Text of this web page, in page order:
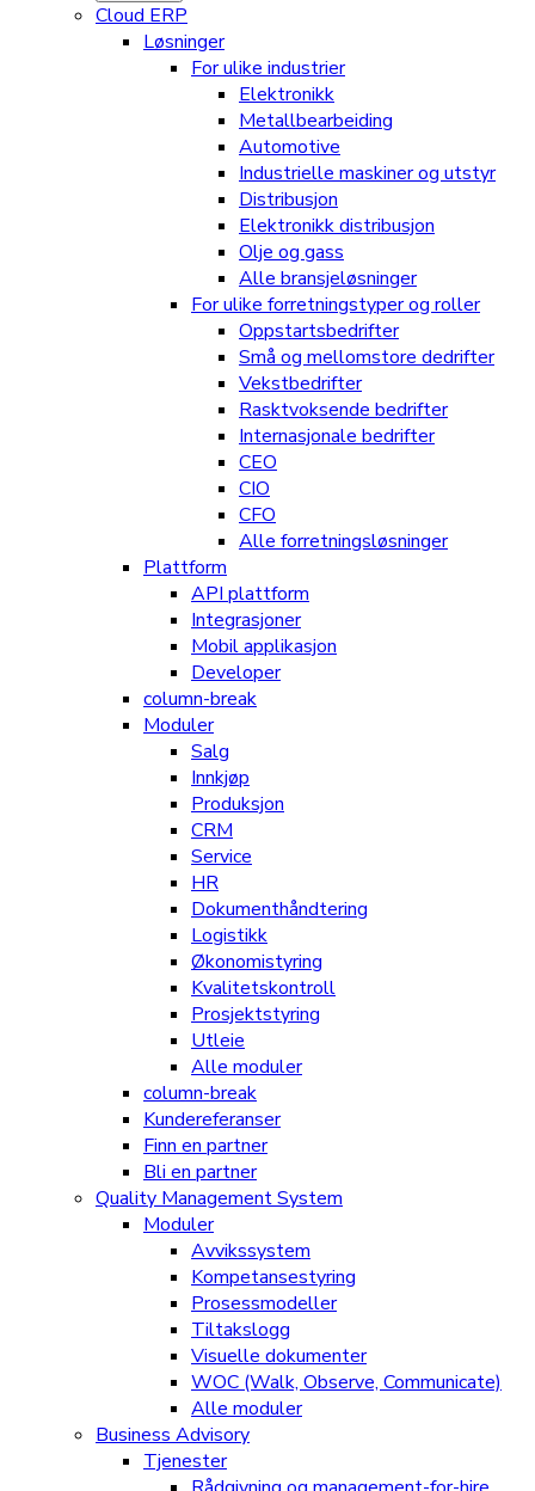
Cloud ERP
Løsninger
For ulike industrier
Elektronikk
Metallbearbeiding
Automotive
Industrielle maskiner og utstyr
Distribusjon
Elektronikk distribusjon
Olje og gass
Alle bransjeløsninger
For ulike forretningstyper og roller
Oppstartsbedrifter
Små og mellomstore dedrifter
Vekstbedrifter
Rasktvoksende bedrifter
Internasjonale bedrifter
CEO
CIO
CFO
Alle forretningsløsninger
Plattform
API plattform
Integrasjoner
Mobil applikasjon
Developer
column-break
Moduler
Salg
Innkjøp
Produksjon
CRM
Service
HR
Dokumenthåndtering
Logistikk
Økonomistyring
Kvalitetskontroll
Prosjektstyring
Utleie
Alle moduler
column-break
Kundereferanser
Finn en partner
Bli en partner
Quality Management System
Moduler
Avvikssystem
Kompetansestyring
Prosessmodeller
Tiltakslogg
Visuelle dokumenter
WOC (Walk, Observe, Communicate)
Alle moduler
Business Advisory
Tjenester